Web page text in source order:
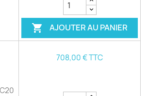
 AJOUTER AU PANIER
708,00 € TTC